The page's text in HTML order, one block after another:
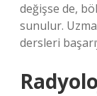
değişse de,
sunulur.
dersleri